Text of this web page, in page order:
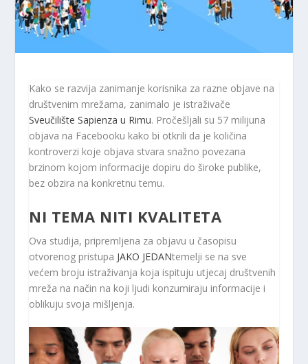
Kako se razvija zanimanje korisnika za razne objave na
društvenim mrežama, zanimalo je istraživače
Sveučilište Sapienza u Rimu. Pročešljali su 57 milijuna
objava na Facebooku kako bi otkrili da je količina
kontroverzi koje objava stvara snažno povezana
brzinom kojom informacije dopiru do široke publike,
bez obzira na konkretnu temu.
NI TEMA NITI KVALITETA
Ova studija, pripremljena za objavu u časopisu
otvorenog pristupa JAKO JEDANtemelji se na sve
većem broju istraživanja koja ispituju utjecaj društvenih
mreža na način na koji ljudi konzumiraju informacije i
oblikuju svoja mišljenja.